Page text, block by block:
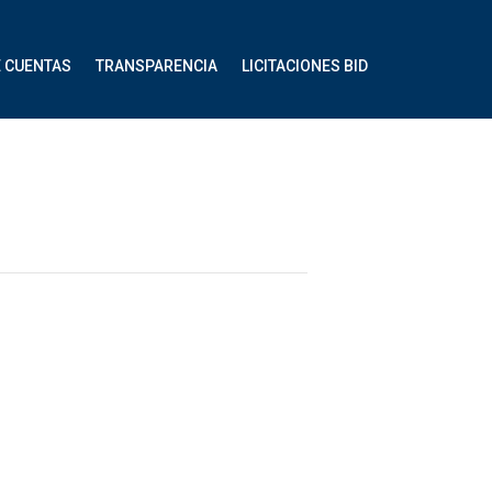
TRANSPARENCIA LICITACIONES BID